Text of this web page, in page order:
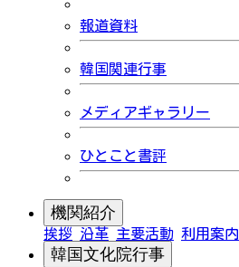
報道資料
韓国関連行事
メディアギャラリー
ひとこと書評
機関紹介
挨拶 沿革 主要活動 利用案内
韓国文化院行事